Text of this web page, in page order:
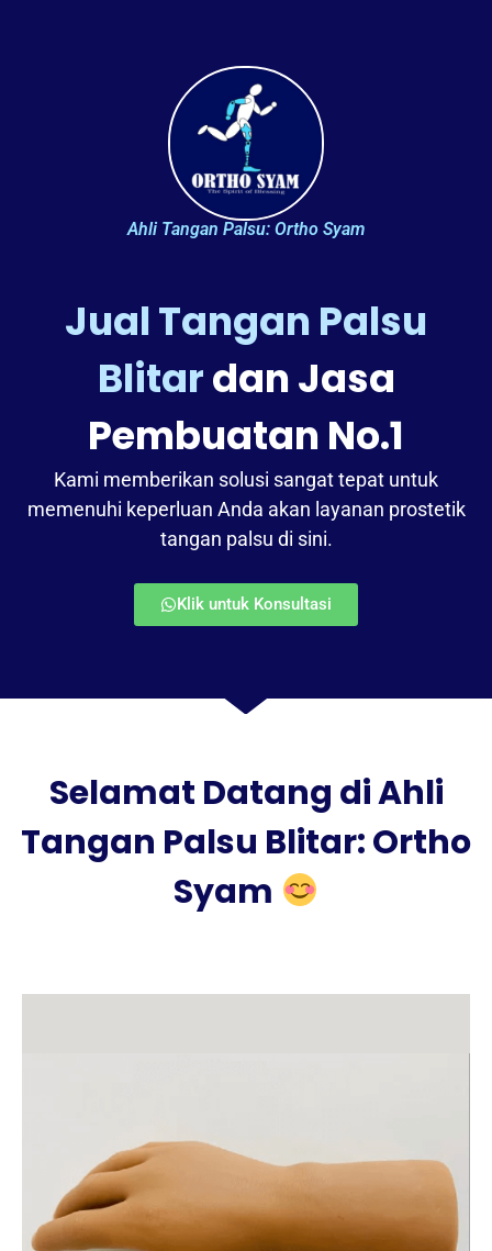
Ahli Tangan Palsu: Ortho Syam
Jual Tangan Palsu
Blitardan Jasa
Pembuatan No.1
Kami memberikan solusi sangat tepat untuk
memenuhi keperluan Anda akan layanan prostetik
tangan palsu di sini.
Klik untuk Konsultasi
Selamat Datang di Ahli
Tangan Palsu Blitar: Ortho
Syam